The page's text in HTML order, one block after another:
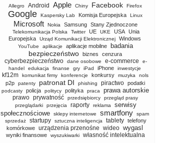
Allegro Android Apple Chiny Facebook Firefox
Google Kaspersky Lab Komisja Europejska Linux
Microsoft Nokia Samsung Stany Zjednoczone
Telekomunikacja Polska Twitter UE UKE USA
Unia
Europejska
Urząd Komunikacji Elektronicznej Windows
YouTube aplikacje aplikacje mobilne badania
bezpieczeństwo biznes cenzura
cyberbezpieczeństwo dane osobowe e-commerce
e-
handel
edukacja finanse gry iPad iPhone inwestycje
kf12m komunikat firmy konferencje konkursy muzyka nols
p2p patenty patronat DI phishing piractwo podatki
podcasty policja politycy polityka praca prawa autorskie
prawo prywatność przedsiębiorcy
przegląd prasy
przeglądarki
przejęcia raporty reklama
serwisy
społecznościowe
sklepy internetowe smartfony
spam
sprzedaż
startupy sztuczna inteligencja tablety telefony
komórkowe urządzenia przenośne wideo wygasl
wyniki finansowe wyszukiwarki własność intelektualna